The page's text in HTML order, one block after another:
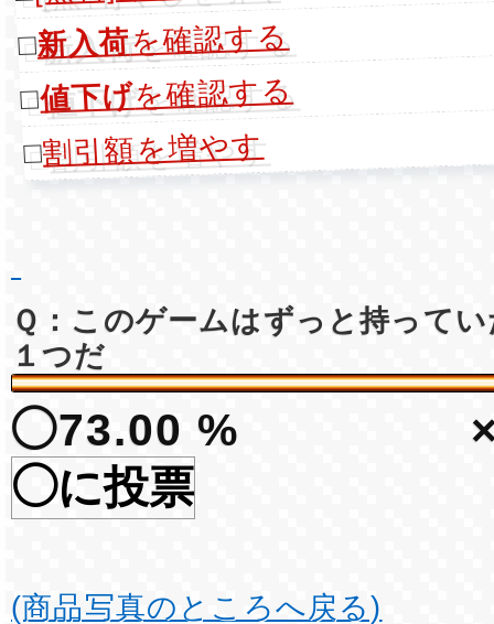
□新入荷を確認する
□値下げを確認する
□割引額を増やす
Ｑ：このゲームはずっと持って
１つだ
◯73.00 %
◯に投票
(商品写真のところへ戻る)